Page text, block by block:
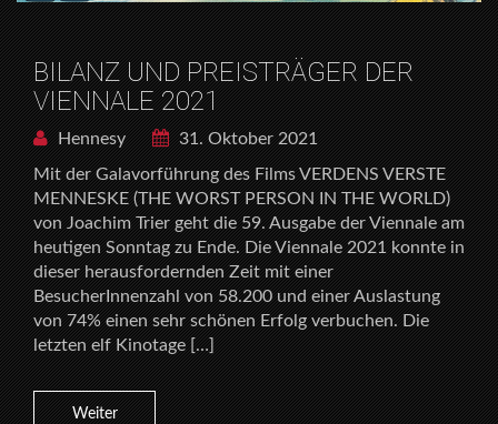
BILANZ UND PREISTRÄGER DER
VIENNALE 2021
Hennesy
31. Oktober 2021
Mit der Galavorführung des Films VERDENS VERSTE
MENNESKE (THE WORST PERSON IN THE WORLD)
von Joachim Trier geht die 59. Ausgabe der Viennale am
heutigen Sonntag zu Ende. Die Viennale 2021 konnte in
dieser herausfordernden Zeit mit einer
BesucherInnenzahl von 58.200 und einer Auslastung
von 74% einen sehr schönen Erfolg verbuchen. Die
letzten elf Kinotage […]
Weiter